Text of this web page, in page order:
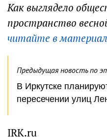
Как выглядело
пространство
читайте в
Предыдущая новость по
В Иркутске
пересечении улиц
IRK.ru